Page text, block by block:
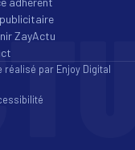
ZayActu
réalisé par Enjoy Digital